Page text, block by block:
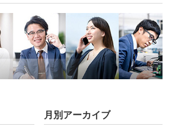
月別アーカイブ